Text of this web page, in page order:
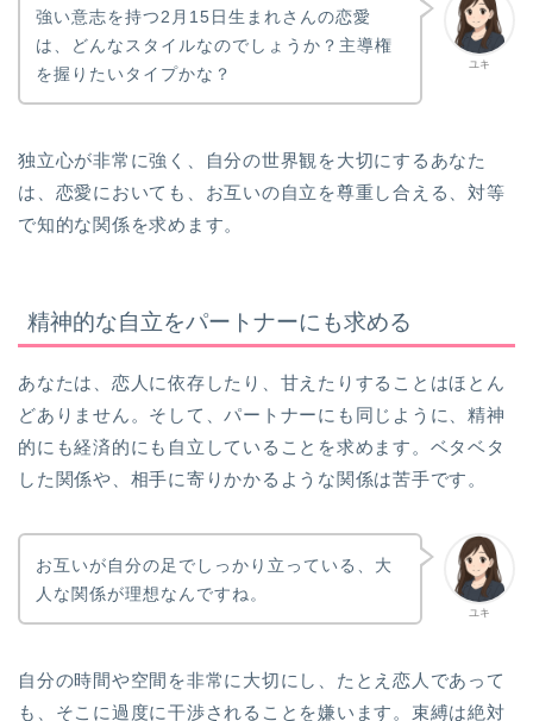
ユキ
強い意志を持つ2月15日生まれさんの恋愛
は、どんなスタイルなのでしょうか？主導権
を握りたいタイプかな？
独立心が非常に強く、自分の世界観を大切にするあなた
は、恋愛においても、お互いの自立を尊重し合える、対等
で知的な関係を求めます。
精神的な自立をパートナーにも求める
あなたは、恋人に依存したり、甘えたりすることはほとん
どありません。そして、パートナーにも同じように、精神
的にも経済的にも自立していることを求めます。ベタベタ
した関係や、相手に寄りかかるような関係は苦手です。
ユキ
お互いが自分の足でしっかり立っている、大
人な関係が理想なんですね。
自分の時間や空間を非常に大切にし、たとえ恋人であって
も、そこに過度に干渉されることを嫌います。束縛は絶対